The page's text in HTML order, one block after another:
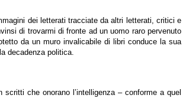
dei letterati tracciate da altri letterati, critici e
di trovarmi di fronte ad un uomo raro pervenuto
da un muro invalicabile di libri conduce la sua
decadenza politica.
che onorano l’intelligenza – conforme a quel